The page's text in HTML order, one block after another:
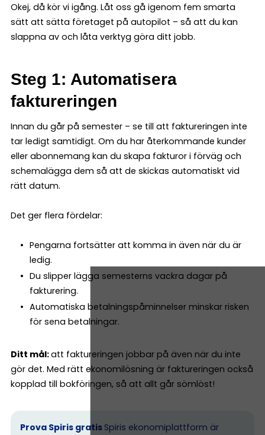
Okej, då kör vi igång. Låt oss gå igenom fem smarta
sätt att sätta företaget på autopilot – så att du kan
slappna av och låta verktyg göra ditt jobb.
Steg 1: Automatisera
faktureringen
Innan du går på semester – se till att faktureringen inte
tar ledigt samtidigt. Om du har återkommande kunder
eller abonnemang kan du skapa fakturor i förväg och
schemalägga dem så att de skickas automatiskt vid
rätt datum.
Det ger flera fördelar:
Pengarna fortsätter att komma in även när du är
ledig.
Du slipper lägga semesterns vackra dagar på
fakturering.
Automatiska betalningspåminnelser minskar risken
för sena betalningar.
Ditt mål:att faktureringen jobbar på även när du inte
gör det. Med rätt ekonomilösning är faktureringen också
kopplad till bokföringen, så att allt går sömlöst!
Prova Spiris gratis Spiris ekonomiplattform är